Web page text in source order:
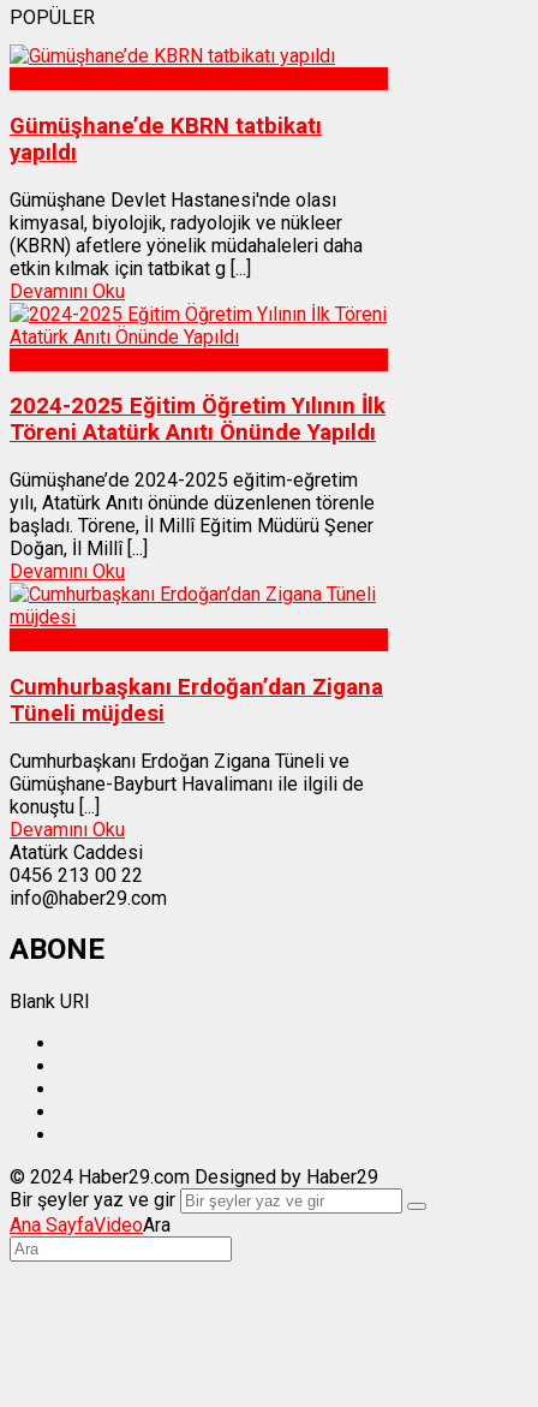
POPÜLER
Gümüşhane’de KBRN tatbikatı
yapıldı
Gümüşhane Devlet Hastanesi'nde olası
kimyasal, biyolojik, radyolojik ve nükleer
(KBRN) afetlere yönelik müdahaleleri daha
etkin kılmak için tatbikat g [...]
Devamını Oku
2024-2025 Eğitim Öğretim Yılının İlk
Töreni Atatürk Anıtı Önünde Yapıldı
Gümüşhane’de 2024-2025 eğitim-eğretim
yılı, Atatürk Anıtı önünde düzenlenen törenle
başladı. Törene, İl Millî Eğitim Müdürü Şener
Doğan, İl Millî [...]
Devamını Oku
Cumhurbaşkanı Erdoğan’dan Zigana
Tüneli müjdesi
Cumhurbaşkanı Erdoğan Zigana Tüneli ve
Gümüşhane-Bayburt Havalimanı ile ilgili de
konuştu [...]
Devamını Oku
Atatürk Caddesi
0456 213 00 22
info@haber29.com
ABONE
Blank URI
© 2024 Haber29.com Designed by Haber29
Bir şeyler yaz ve gir
Ana SayfaVideoAra